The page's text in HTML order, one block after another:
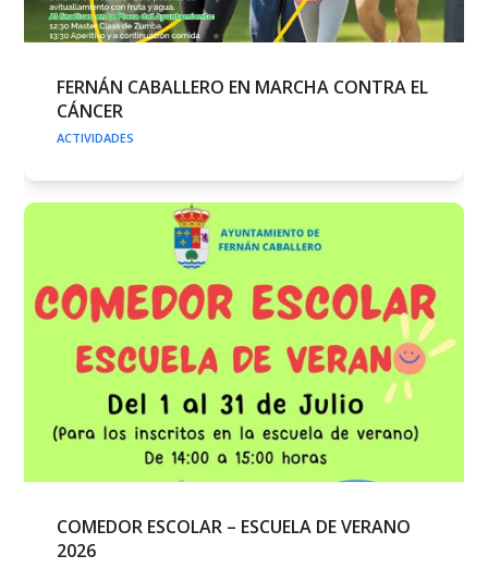
FERNÁN CABALLERO EN MARCHA CONTRA EL
CÁNCER
ACTIVIDADES
COMEDOR ESCOLAR – ESCUELA DE VERANO
2026